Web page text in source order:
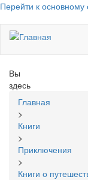
Перейти к
Вы
здесь
Главная
>
Книги
>
Приключения
>
Книги о